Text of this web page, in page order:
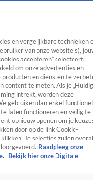
TV Algemeen
Tip
RealityCrimeVideo's
en vergelijkbare technieken
van onze website(s),
accepteren” selecteert,
om onze advertenties en
en diensten te
content te meten. Als je
intrekt, worden deze
gebruiken dan enkel
laten functioneren en veilig te
opnieuw openen om je
door op de link Cookie-
Je selecties zullen overal
Raadpleeg onze
Bekijk hier onze Digitale